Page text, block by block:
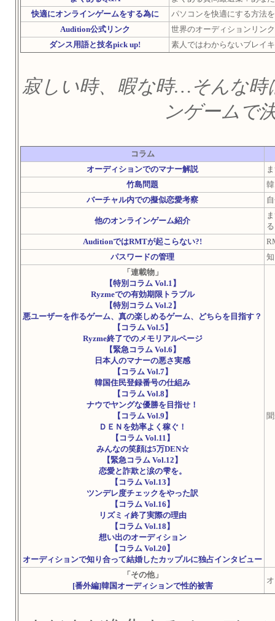
快適にオンラインゲームをする為に
パソコンを快適にする方法
Audition公式リンク
世界のオーディションリン
ダンス用語と技名pick up!
素人ではわからないブレイ
寂しい時、暇な時…そんな時
ンゲームで
コラム
オーディションでのマナー解説
竹島問題
バーチャル内での擬似恋愛考察
他のオンラインゲーム紹介
AuditionではRMTが起こらない?!
パスワードの管理
「連載物」
【特別コラム Vol.1】
Ryzmeでの有効期限トラブル
【特別コラム Vol.2】
悪ユーザーを作るゲーム、真の楽しめるゲーム、どちらを目指す？
【コラム Vol.5】
Ryzme終了でのメモリアルページ
【緊急コラム Vol.6】
日本人のマナーの悪さ実感
【コラム Vol.7】
韓国住民登録番号の仕組み
【コラム Vol.8】
ナウでヤングな優勝を目指せ！
【コラム Vol.9】
ＤＥＮを効率よく稼ぐ！
【コラム Vol.11】
みんなの笑顔は5万DEN☆
【緊急コラム Vol.12】
恋愛と詐欺と涙の雫を。
【コラム Vol.13】
ツンデレ度チェックをやった訳
【コラム Vol.16】
リズミィ終了実際の理由
【コラム Vol.18】
想い出のオーディション
【コラム Vol.20】
オーディションで知り合って結婚したカップルに独占インタビュー
「その他」
[番外編]韓国オーディションで性的被害